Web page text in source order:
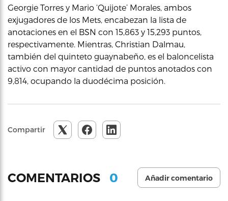
Georgie Torres y Mario ‘Quijote’ Morales, ambos
exjugadores de los Mets, encabezan la lista de
anotaciones en el BSN con 15,863 y 15,293 puntos,
respectivamente. Mientras, Christian Dalmau,
también del quinteto guaynabeño, es el baloncelista
activo con mayor cantidad de puntos anotados con
9,814, ocupando la duodécima posición.
Compartir
COMENTARIOS 0 Añadir comentario